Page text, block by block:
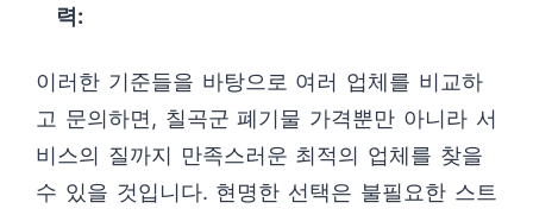
력:
이러한 기준들을 바탕으로 여러 업체를 비교하
고 문의하면, 칠곡군 폐기물 가격뿐만 아니라 서
비스의 질까지 만족스러운 최적의 업체를 찾을
수 있을 것입니다. 현명한 선택은 불필요한 스트